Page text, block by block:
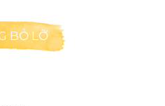
BỎ LỠ